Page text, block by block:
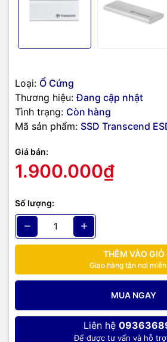
Loại: Ổ Cứng
Thương hiệu: Đang cập nhật
Tình trạng: Còn hàng
Mã sản phẩm: SSD Transcend
Giá bán:
1.900.000₫
Số lượng:
THÊM VÀO GIỎ
Giao hàng tận nơi
MUA NGAY
Liên hệ
Để được tư vấn và hỗ
Ổ cứng di động SSD Transcend
trọng, vỏ bọc giảm sốc tốt, độ bền cao.
cứng này đi bất cứ đâu với kích thước
7.5mm.